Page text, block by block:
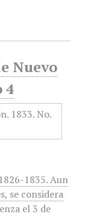
Nuevo
4
1835. Aun
se considera
el 3 de